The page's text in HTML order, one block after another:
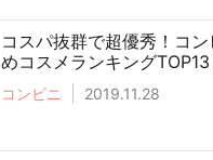
コスパ抜群で超優秀！コ
めコスメランキングTOP13
コンビニ 2019.11.28